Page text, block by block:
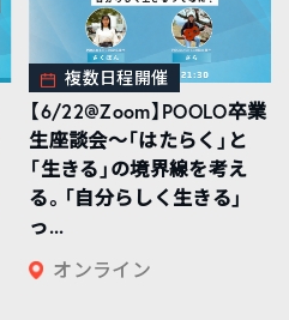
複数日程開催
【6/22@Zoom】POOLO卒業
生座談会〜「はたらく」と
「生きる」の境界線を考え
る。「自分らしく生きる」
っ...
オンライン